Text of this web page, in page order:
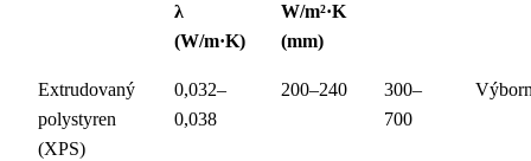
λ
(W/m·K)
W/m²·K
(mm)
Extrudovaný
polystyren
(XPS)
0,032–
0,038
200–240
300–
700